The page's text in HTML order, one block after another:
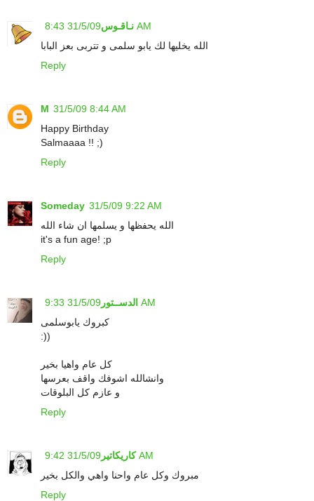
نـاقـوس 31/5/09 8:43 AM
الله يخليها لك يابو سلمى و تتربى بعز البابا
Reply
M 31/5/09 8:44 AM
Happy Birthday
Salmaaaa !! ;)
Reply
Someday 31/5/09 9:22 AM
الله يحفظها و يسلمها ان شاء الله
it's a fun age! ;p
Reply
الدســتور 31/5/09 9:33 AM
كبروك يابوسلمى
:))
كل عام واهيا بخير
وانشالله اشوفك واقف بعرسها
و عازم كل البلوقات
Reply
كاريكاتير31/5/09 9:42 AM
مبروك وكل عام واحنا واهي والكل بخير
Reply